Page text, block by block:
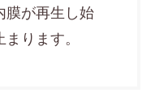
膜が再生し始
ります。